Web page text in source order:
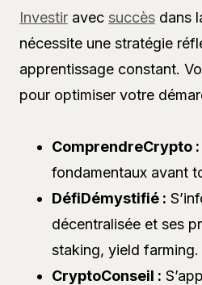
Investir avec succès dans
nécessite une stratégie
apprentissage constant.
pour optimiser votre
ComprendreCrypto :
fondamentaux avant
DéfiDémystifié :
décentralisée et ses
staking, yield farming.
CryptoConseil :